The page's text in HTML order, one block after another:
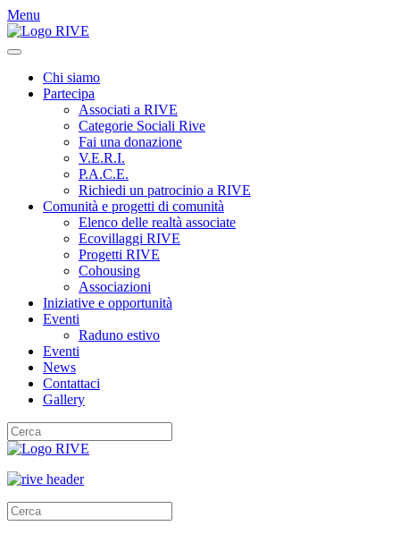
Menu
Chi siamo
Partecipa
Associati a RIVE
Categorie Sociali Rive
Fai una donazione
V.E.R.I.
P.A.C.E.
Richiedi un patrocinio a RIVE
Comunità e progetti di comunità
Elenco delle realtà associate
Ecovillaggi RIVE
Progetti RIVE
Cohousing
Associazioni
Iniziative e opportunità
Eventi
Raduno estivo
Eventi
News
Contattaci
Gallery